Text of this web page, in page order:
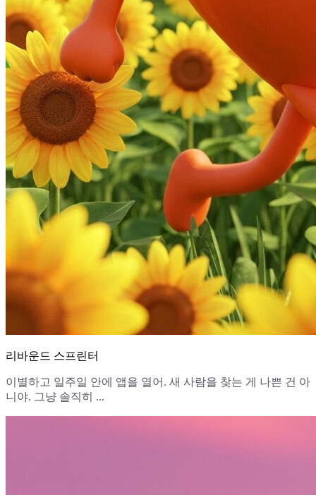
리바운드 스프린터
이별하고 일주일 안에 앱을 열어. 새 사람을 찾는 게 나쁜 건 아
니야. 그냥 솔직히 ...